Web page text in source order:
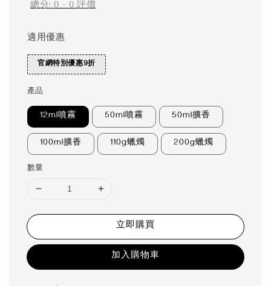
總分:0-0評價
適用優惠
官網特別優惠9折
產品
12ml噴霧 50ml噴霧 50ml擴香
100ml擴香 110g蠟燭 200g蠟燭
數量
立即購買
加入購物車